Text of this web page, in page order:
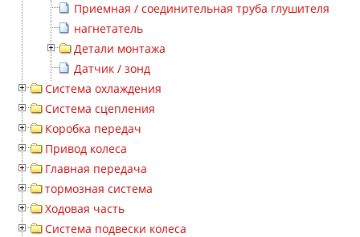
Приемная / соединительная труба глушителя
нагнетатель
Детали монтажа
Датчик / зонд
Система охлаждения
Система сцепления
Коробка передач
Привод колеса
Главная передача
тормозная система
Ходовая часть
Система подвески колеса